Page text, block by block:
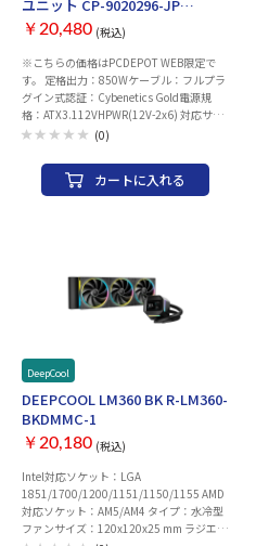
オコーデック LED：GIGABYTE RGB
FUSION 付属品 ・ユーザーマニュアル/ク
×2 ・WIFIアンテナ ×1 メーカー名：
GIGABYTE(ギガバイト) ※CPUによって拡
張スロット動作モード/メモリ仕様など異
なる場合がございます。詳細につきまして
はメーカーサポートページをご確認くださ
ってはBIOS/UEFIアップデートが必要にな
る場合がございます。
ユニット CP-9020296-JP
RM850e 2025
￥20,480 (税込)
※こちらの価格はPCDEPOT WEB限定で
す。 定格出力：850Wケーブル：フルプラ
グイン式認証：Cybenetics Gold電源規
格：ATX3.112VHPWR(12V-2x6) 対応サイ
ズ規格：ATX本体サイズ：
(0)
カートに入れる
DeepCool
DEEPCOOL LM360 BK R-LM360-
BKDMMC-1
￥20,180 (税込)
Intel対応ソケット：LGA
1851/1700/1200/1151/1150/1155 AMD
対応ソケット：AM5/AM4 タイプ：水冷型
ファンサイズ：120x120x25 mm ラジエー